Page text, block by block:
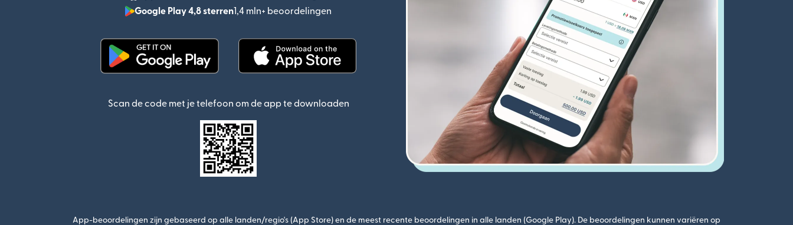
Google Play 4,8 sterren1,4 mln+ beoordelingen
Scan de code met je telefoon om de app te downloaden
App-beoordelingen zijn gebaseerd op alle landen/regio's (App Store) en de meest recente beoordelingen in alle landen (Google Play). De beoordelingen kunnen variëren op